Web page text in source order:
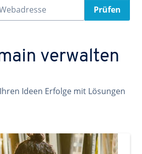
Prüfen
verwalten
Ideen Erfolge mit Lösungen